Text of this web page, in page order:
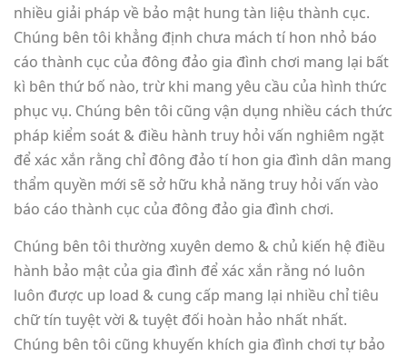
nhiều giải pháp về bảo mật hung tàn liệu thành cục.
Chúng bên tôi khẳng định chưa mách tí hon nhỏ báo
cáo thành cục của đông đảo gia đình chơi mang lại bất
kì bên thứ bố nào, trừ khi mang yêu cầu của hình thức
phục vụ. Chúng bên tôi cũng vận dụng nhiều cách thức
pháp kiểm soát & điều hành truy hỏi vấn nghiêm ngặt
để xác xắn rằng chỉ đông đảo tí hon gia đình dân mang
thẩm quyền mới sẽ sở hữu khả năng truy hỏi vấn vào
báo cáo thành cục của đông đảo gia đình chơi.
Chúng bên tôi thường xuyên demo & chủ kiến hệ điều
hành bảo mật của gia đình để xác xắn rằng nó luôn
luôn được up load & cung cấp mang lại nhiều chỉ tiêu
chữ tín tuyệt vời & tuyệt đối hoàn hảo nhất nhất.
Chúng bên tôi cũng khuyến khích gia đình chơi tự bảo